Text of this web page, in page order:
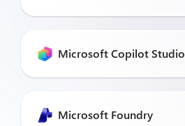
Microsoft Copilot Studio
Microsoft Foundry